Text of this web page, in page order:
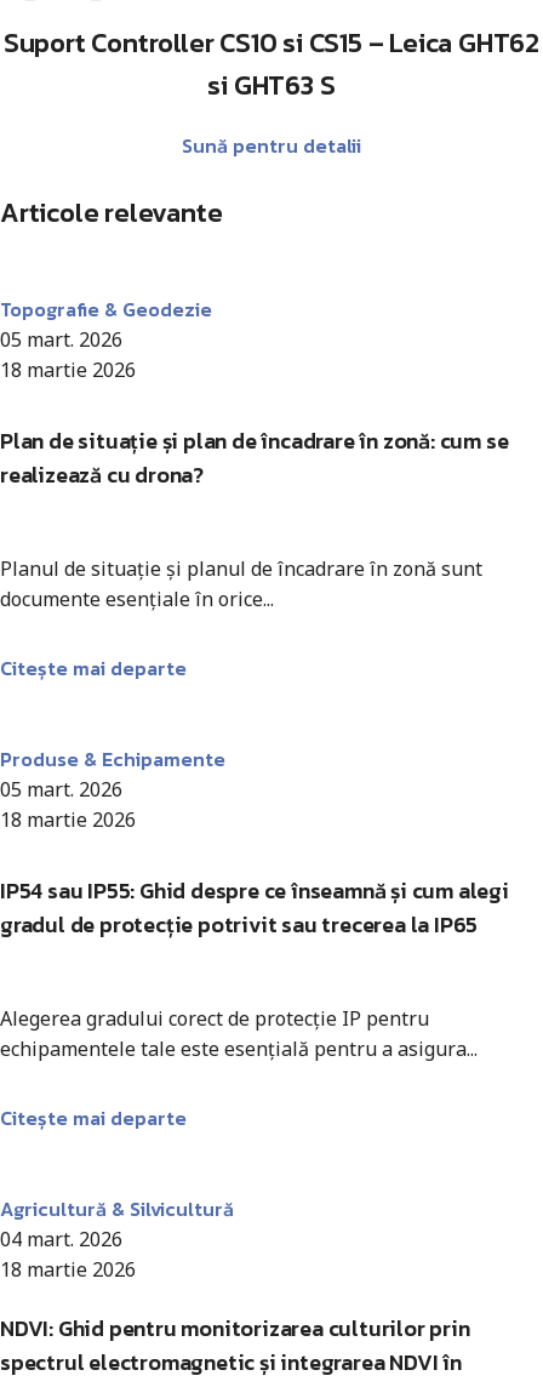
Suport Controller CS10 si CS15 – Leica GHT62
si GHT63 S
Sună pentru detalii
Articole relevante
Topografie & Geodezie
05 mart. 2026
18 martie 2026
Plan de situație și plan de încadrare în zonă: cum se
realizează cu drona?
Planul de situație și planul de încadrare în zonă sunt
documente esențiale în orice...
Citește mai departe
Produse & Echipamente
05 mart. 2026
18 martie 2026
IP54 sau IP55: Ghid despre ce înseamnă și cum alegi
gradul de protecție potrivit sau trecerea la IP65
Alegerea gradului corect de protecție IP pentru
echipamentele tale este esențială pentru a asigura...
Citește mai departe
Agricultură & Silvicultură
04 mart. 2026
18 martie 2026
NDVI: Ghid pentru monitorizarea culturilor prin
spectrul electromagnetic și integrarea NDVI în